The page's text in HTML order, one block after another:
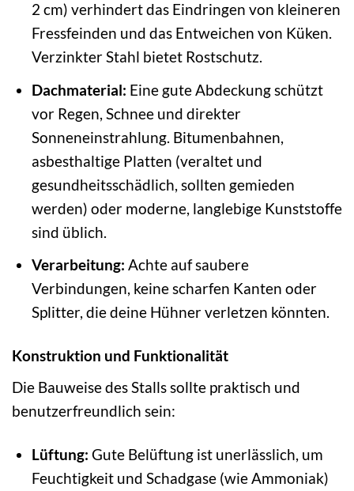
2 cm) verhindert das Eindringen von kleineren
Fressfeinden und das Entweichen von Küken.
Verzinkter Stahl bietet Rostschutz.
Dachmaterial: Eine gute Abdeckung schützt
vor Regen, Schnee und direkter
Sonneneinstrahlung. Bitumenbahnen,
asbesthaltige Platten (veraltet und
gesundheitsschädlich, sollten gemieden
werden) oder moderne, langlebige Kunststoffe
sind üblich.
Verarbeitung: Achte auf saubere
Verbindungen, keine scharfen Kanten oder
Splitter, die deine Hühner verletzen könnten.
Konstruktion und Funktionalität
Die Bauweise des Stalls sollte praktisch und
benutzerfreundlich sein:
Lüftung: Gute Belüftung ist unerlässlich, um
Feuchtigkeit und Schadgase (wie Ammoniak)